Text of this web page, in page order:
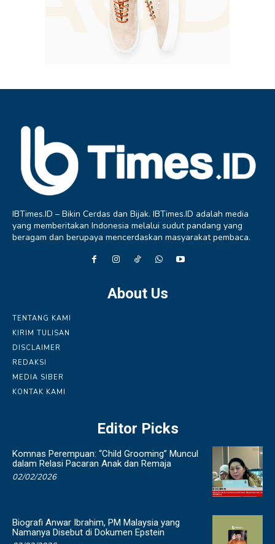
IBTimes.ID – Bikin Cerdas dan Bijak. IBTimes.ID adalah media
yang memberitakan Indonesia melalui sudut pandang yang
beragam dan berupaya mencerdaskan masyarakat pembaca.
About Us
TENTANG KAMI
KIRIM TULISAN
DISCLAIMER
REDAKSI
MEDIA SIBER
KONTAK KAMI
Editor Picks
Komnas Perempuan: “Child Grooming” Muncul
dalam Relasi Pacaran Anak dan Remaja
02/02/2026
Biografi Anwar Ibrahim, PM Malaysia yang
Namanya Disebut di Dokumen Epstein